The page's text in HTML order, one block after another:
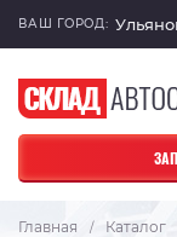
ВАШ ГОРОД:
Главная / Каталог